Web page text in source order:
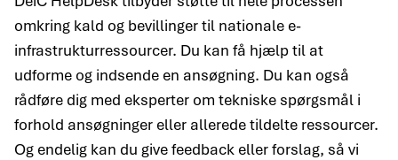
omkring kald og bevillinger til nationale e-
infrastrukturressourcer. Du kan få hjælp til at
udforme og indsende en ansøgning. Du kan også
rådføre dig med eksperter om tekniske spørgsmål i
forhold ansøgninger eller allerede tildelte ressourcer.
Og endelig kan du give feedback eller forslag, så vi